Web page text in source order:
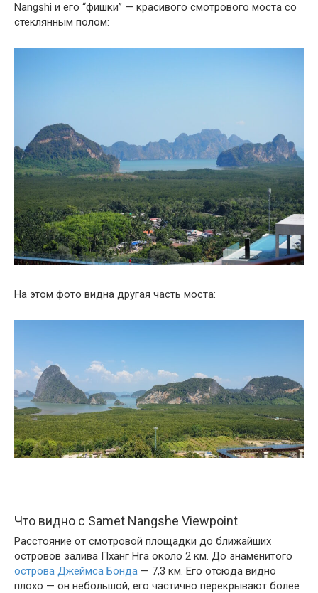
Nangshi и его “фишки” — красивого смотрового моста со
стеклянным полом:
На этом фото видна другая часть моста:
Что видно с Samet Nangshe Viewpoint
Расстояние от смотровой площадки до ближайших
островов залива Пханг Нга около 2 км. До знаменитого
острова Джеймса Бонда — 7,3 км. Его отсюда видно
плохо — он небольшой, его частично перекрывают более